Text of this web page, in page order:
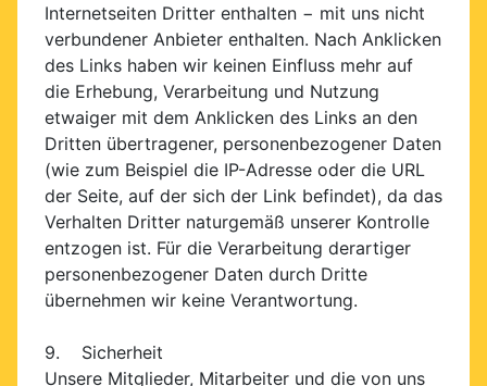
Internetseiten Dritter enthalten − mit uns nicht
verbundener Anbieter enthalten. Nach Anklicken
des Links haben wir keinen Einfluss mehr auf
die Erhebung, Verarbeitung und Nutzung
etwaiger mit dem Anklicken des Links an den
Dritten übertragener, personenbezogener Daten
(wie zum Beispiel die IP-Adresse oder die URL
der Seite, auf der sich der Link befindet), da das
Verhalten Dritter naturgemäß unserer Kontrolle
entzogen ist. Für die Verarbeitung derartiger
personenbezogener Daten durch Dritte
übernehmen wir keine Verantwortung.
9. Sicherheit
Unsere Mitglieder, Mitarbeiter und die von uns